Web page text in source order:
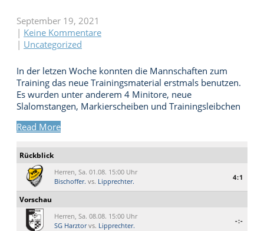
September 19, 2021
| Keine Kommentare
| Uncategorized
In der letzen Woche konnten die Mannschaften zum
Training das neue Trainingsmaterial erstmals benutzen.
Es wurden unter anderem 4 Minitore, neue
Slalomstangen, Markierscheiben und Trainingsleibchen
Read More
Rückblick
Herren, Sa. 01.08. 15:00 Uhr
Bischoffer. vs. Lipprechter. 4:1
Vorschau
Herren, Sa. 08.08. 15:00 Uhr
SG Harztorvs. Lipprechter.
-:-